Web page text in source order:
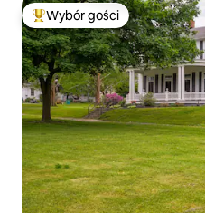
Najpopularniejsze z
Wybór gości